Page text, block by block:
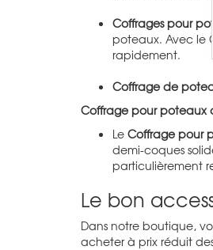
Coffrages pour
poteaux. Avec le
rapidement.
Coffrage de
Coffrage pour poteaux
Le Coffrage pour
demi-coques
particulièrement
Le bon
Dans notre boutique,
acheter à prix réduit des